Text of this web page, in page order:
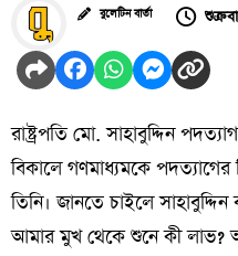
বুলেটিন বার্তা
রাষ্ট্রপতি মো. সাহাবুদ্দিন
বিকালে গণমাধ্যমকে পদত্যাগের
তিনি। জানতে চাইলে
আমার মুখ থেকে শুনে কী লাভ?